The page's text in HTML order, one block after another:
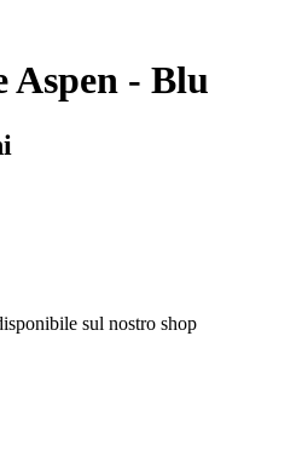
Aspen - Blu
sul nostro shop